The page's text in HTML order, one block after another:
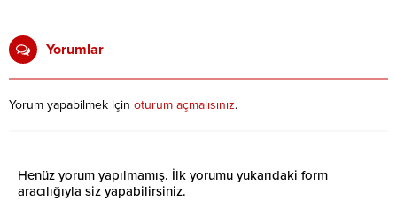
Yorumlar
Yorum yapabilmek için oturum açmalısınız.
Henüz yorum yapılmamış. İlk yorumu yukarıdaki form
aracılığıyla siz yapabilirsiniz.